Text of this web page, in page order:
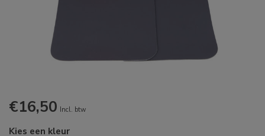
€16,50 Incl. btw
Kies een kleur